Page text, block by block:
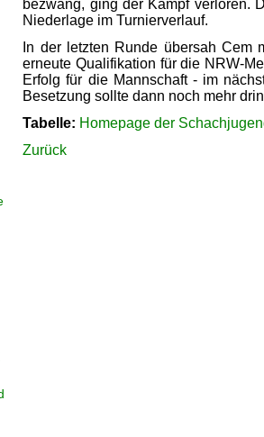
bezwang, ging der Kampf verloren.
Niederlage im Turnierverlauf.
In der letzten Runde übersah Cem
erneute Qualifikation für die NRW-
Erfolg für die Mannschaft - im
Besetzung sollte dann noch mehr
Tabelle: Homepage der
Zurück